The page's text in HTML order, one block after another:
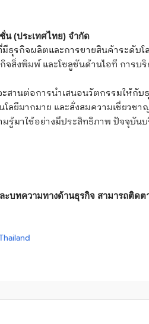
น (ประเทศไทย) จำกัด
ธุรกิจผลิตและการขายสินค้าระดับ
สิ่งพิมพ์ และโซลูชันด้านไอที การบ
สานต่อการนำเสนอนวัตกรรมให้กั
โลยีมากมาย และสั่งสมความเชี่ยวช
รู้มาใช้อย่างมีประสิทธิภาพ ปัจจุบั
บทความทางด้านธุรกิจ สามารถติดต